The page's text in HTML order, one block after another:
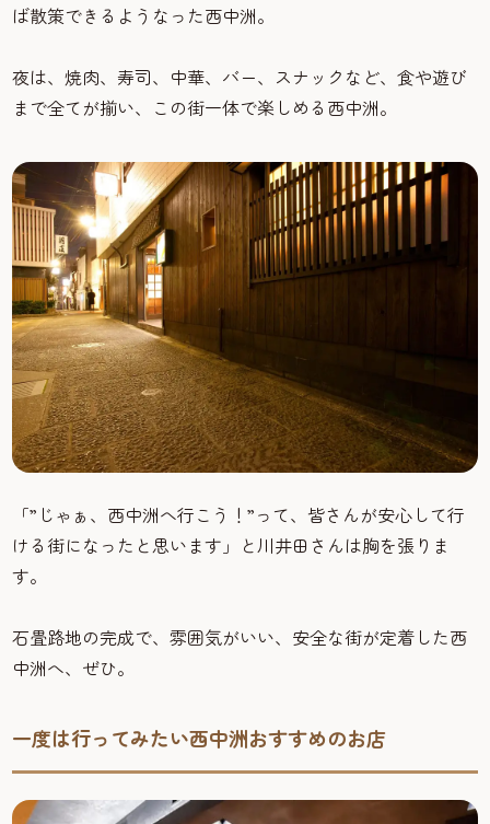
ば散策できるようなった西中洲。
夜は、焼肉、寿司、中華、バー、スナックなど、食や遊び
まで全てが揃い、この街一体で楽しめる西中洲。
「”じゃぁ、西中洲へ行こう！”って、皆さんが安心して行
ける街になったと思います」と川井田さんは胸を張りま
す。
石畳路地の完成で、雰囲気がいい、安全な街が定着した西
中洲へ、ぜひ。
一度は行ってみたい西中洲おすすめのお店